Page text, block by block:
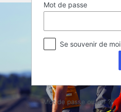
Mot de passe
Se souvenir de moi
Mot de passe oublié ?